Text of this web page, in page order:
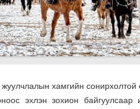
хамгийн сонирхолтой
эхлэн зохион